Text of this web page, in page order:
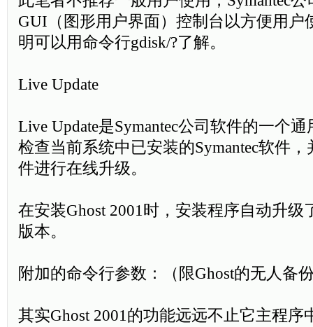
GUI（图形用户界面）控制台以方便用户
明可以用命令行gdisk/?了解。
Live Update
Live Update是Symantec公司软件的一个
检查当前系统中已安装的Symantec软件
件进行在线升级。
在安装Ghost 2001时，安装程序自动升级
版本。
附加的命令行参数：（限Ghost的无人备
其实Ghost 2001的功能远远不止它主程序